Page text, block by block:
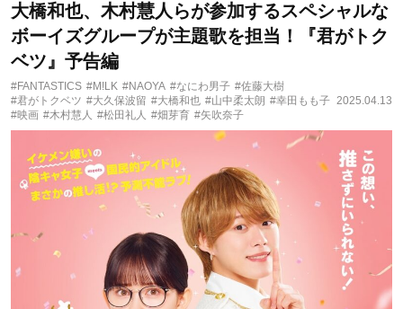
大橋和也、木村慧人らが参加するスペシャルな
ボーイズグループが主題歌を担当！『君がトク
ベツ』予告編
#FANTASTICS #M!LK #NAOYA #なにわ男子 #佐藤大樹
#君がトクベツ #大久保波留 #大橋和也 #山中柔太朗 #幸田もも子
#映画 #木村慧人 #松田礼人 #畑芽育 #矢吹奈子
2025.04.13